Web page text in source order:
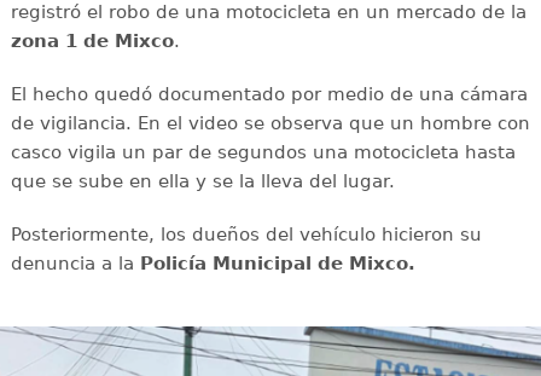
registró el robo de una motocicleta en un mercado de la
zona 1 de Mixco.
El hecho quedó documentado por medio de una cámara
de vigilancia. En el video se observa que un hombre con
casco vigila un par de segundos una motocicleta hasta
que se sube en ella y se la lleva del lugar.
Posteriormente, los dueños del vehículo hicieron su
denuncia a la Policía Municipal de Mixco.